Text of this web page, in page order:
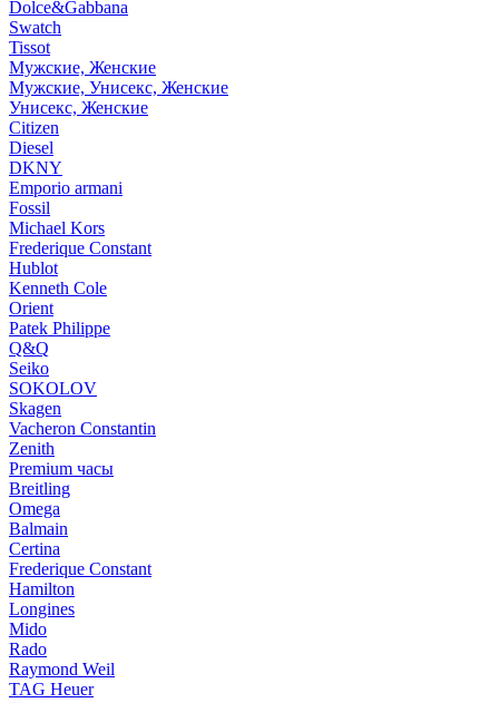
Dolce&Gabbana
Swatch
Tissot
Мужские, Женские
Мужские, Унисекс, Женские
Унисекс, Женские
Citizen
Diesel
DKNY
Emporio armani
Fossil
Michael Kors
Frederique Constant
Hublot
Kenneth Cole
Orient
Patek Philippe
Q&Q
Seiko
SOKOLOV
Skagen
Vacheron Constantin
Zenith
Premium часы
Breitling
Omega
Balmain
Certina
Frederique Constant
Hamilton
Longines
Mido
Rado
Raymond Weil
TAG Heuer